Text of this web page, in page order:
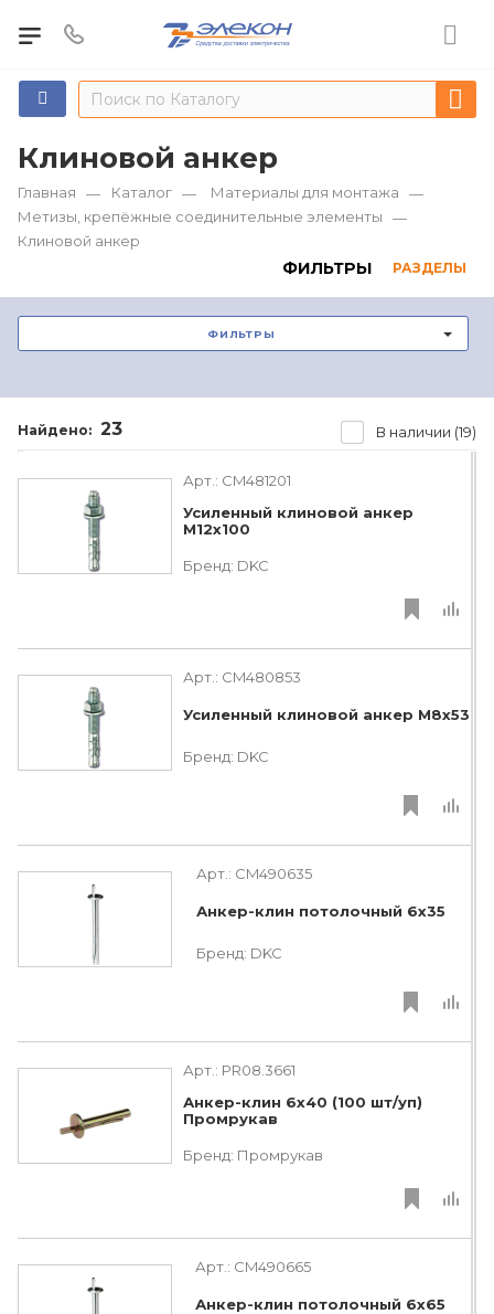
Клиновой анкер
Главная — Каталог — Материалы для монтажа
—
Метизы, крепёжные соединительные элементы
—
Клиновой анкер
ФИЛЬТРЫ РАЗДЕЛЫ
ФИЛЬТРЫ
Найдено: 23 В наличии (19)
Арт.: CM481201
Усиленный клиновой анкер
М12х100
Бренд: DKC
Арт.: CM480853
Усиленный клиновой анкер М8х53
Бренд: DKC
Арт.: CM490635
Анкер-клин потолочный 6x35
Бренд: DKC
Арт.: PR08.3661
Анкер-клин 6x40 (100 шт/уп)
Промрукав
Бренд: Промрукав
Арт.: CM490665
Анкер-клин потолочный 6x65